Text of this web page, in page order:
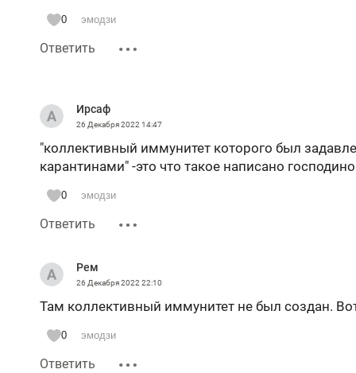
0 эмодзи
Ответить
Ирсаф
26 Декабря 202214:47
"коллективный иммунитет которого был
карантинами" -это что такое написано
0 эмодзи
Ответить
Рем
26 Декабря 202222:10
Там коллективный иммунитет не был создан.
0 эмодзи
Ответить